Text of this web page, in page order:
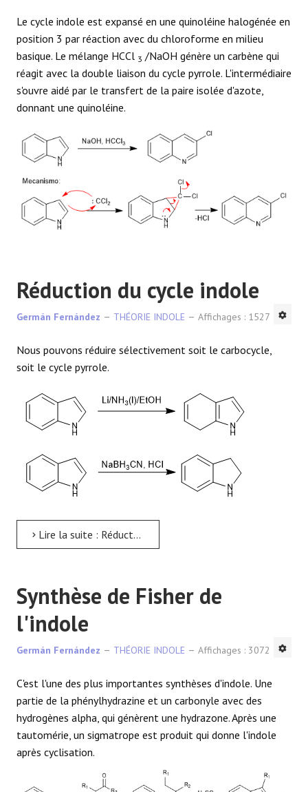
Le cycle indole est expansé en une quinoléine halogénée en
position 3 par réaction avec du chloroforme en milieu
basique. Le mélange HCCl 3 /NaOH génère un carbène qui
réagit avec la double liaison du cycle pyrrole. L'intermédiaire
s'ouvre aidé par le transfert de la paire isolée d'azote,
donnant une quinoléine.
Réduction du cycle indole
Germán Fernández THÉORIE INDOLE Affichages : 1527
Nous pouvons réduire sélectivement soit le carbocycle,
soit le cycle pyrrole.
Lire la suite : Réduction du cycle indole
Synthèse de Fisher de
l'indole
Germán Fernández THÉORIE INDOLE Affichages : 3072
C'est l'une des plus importantes synthèses d'indole. Une
partie de la phénylhydrazine et un carbonyle avec des
hydrogènes alpha, qui génèrent une hydrazone. Après une
tautomérie, un sigmatrope est produit qui donne l'indole
après cyclisation.